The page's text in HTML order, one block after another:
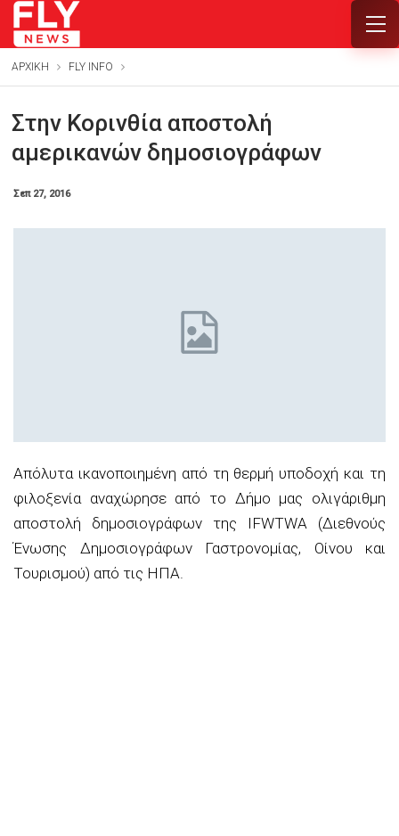
ΑΡΧΙΚΗ FLY INFO
Στην Κορινθία αποστολή
αμερικανών δημοσιογράφων
Σεπ 27, 2016
Απόλυτα ικανοποιημένη από τη θερμή υποδοχή και τη
φιλοξενία αναχώρησε από το Δήμο μας ολιγάριθμη
αποστολή δημοσιογράφων της IFWTWA (Διεθνούς
Ένωσης Δημοσιογράφων Γαστρονομίας, Οίνου και
Τουρισμού) από τις ΗΠΑ.